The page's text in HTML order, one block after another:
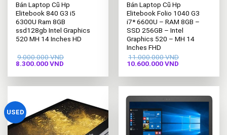
Bán Laptop Cũ Hp
Elitebook 840 G3 i5
6300U Ram 8GB
ssd128gb Intel Graphics
520 MH 14 Inches HD
9.000.000VND
Giá
là:
8.300.000VND
tại
Bán Laptop Cũ Hp
Elitebook Folio 1040 G3
i7* 6600U – RAM 8GB –
SSD 256GB – Intel
Graphics 520 – MH 14
Inches FHD
11.000.000VND
Giá
là:
10.600.000VND
tại
USED